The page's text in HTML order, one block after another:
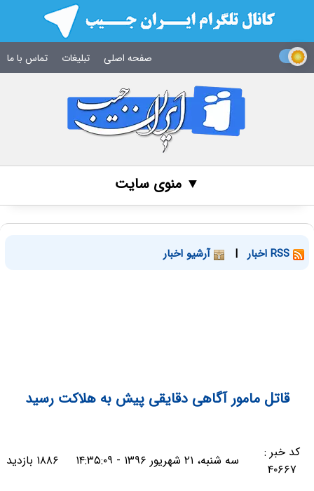
صفحه اصلی تبلیغات تماس با ما
▼ منوی سایت
| آرشیو اخبار
قاتل مامور آگاهی دقایقی پیش به هلاکت رسید
کد خبر :
۴۰۶۶۷
سه شنبه، ۲۱ شهریور ۱۳۹۶ - ۱۴:۳۵:۰۹ ۱۸۸۶ بازدید